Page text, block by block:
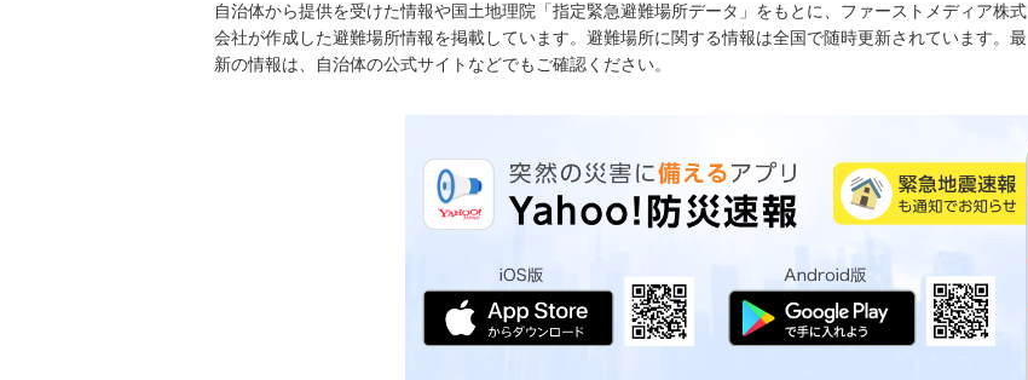
自治体から提供を受けた情報や国土地理院「指定緊急避難場所データ」をもとに、ファーストメディア株式
会社が作成した避難場所情報を掲載しています。避難場所に関する情報は全国で随時更新されています。最
新の情報は、自治体の公式サイトなどでもご確認ください。